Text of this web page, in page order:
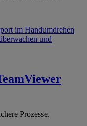
im Handumdrehen
und
Prozesse.